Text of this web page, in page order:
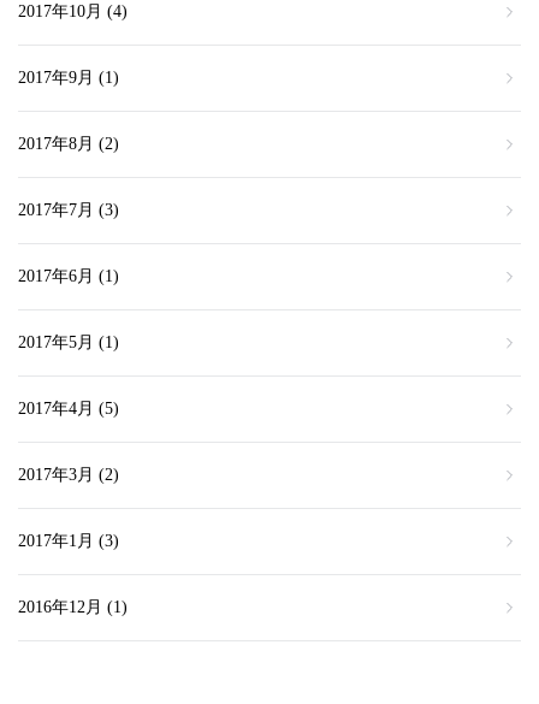
2017年10月 (4)
2017年9月 (1)
2017年8月 (2)
2017年7月 (3)
2017年6月 (1)
2017年5月 (1)
2017年4月 (5)
2017年3月 (2)
2017年1月 (3)
2016年12月 (1)